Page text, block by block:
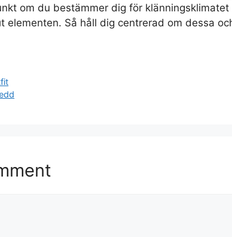
om du bestämmer dig för
elementen. Så håll dig centrerad om dessa